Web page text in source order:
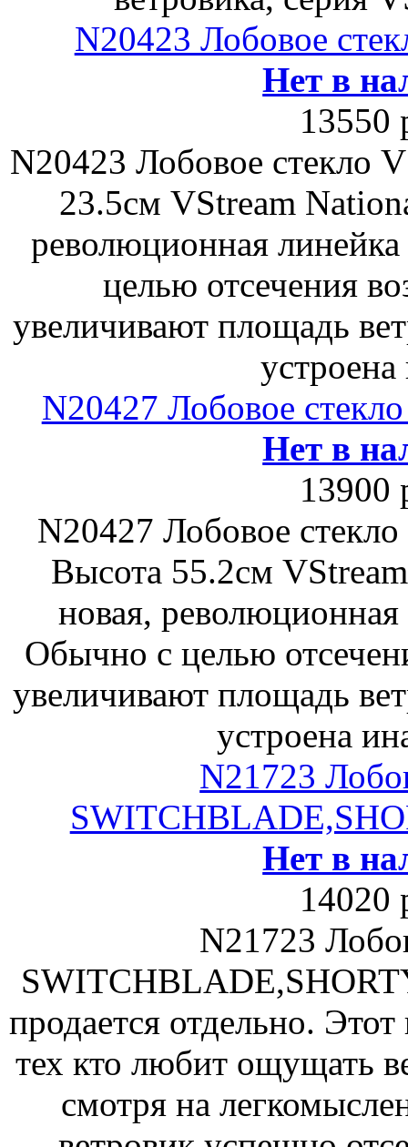
N20423 Лобовое
Нет в
13550
N20423 Лобовое стекло
23.5см VStream
революционная
целью отсечения
увеличивают площадь
устроена
N20427 Лобовое
Нет в
13900
N20427 Лобовое
Высота 55.2см
новая,
Обычно с целью
увеличивают площадь
устроена
N21723
Нет в
14020
N21723
продается отдельно.
тех кто любит ощущать
смотря на